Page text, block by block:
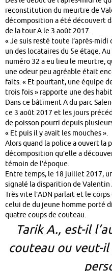
reconstitution du meurtre de
décomposition a été découvert
de la tour A le 3 août 2017.
« Je suis resté toute l’après-
un des locataires du 5e étage.
numéro 32 a eu lieu le meurtre,
une odeur peu agréable était
faits. « Et pourtant, une équipe
trois fois » rapporte une des
Dans ce bâtiment A du parc
ce 3 août 2017 et les jours
de poisson pourri depuis
« Et puis il y avait les mouches ».
Alors quand la police a ouvert la
décomposition qu’elle a
témoin de l’époque.
Entre temps, le 18 juillet 2017,
signalé la disparition de Valentin
Très vite l’ADN parlait et le
celui de du jeune homme porté
quatre coups de couteau.
Tarik A., est-il
couteau ou veut-